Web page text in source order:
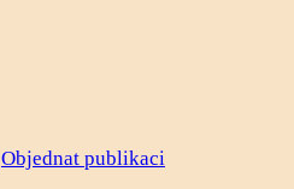
Objednat publikaci